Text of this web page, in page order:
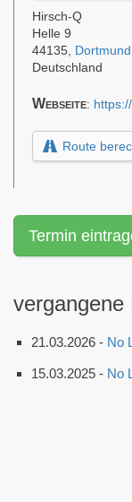
Hirsch-Q
Helle 9
44135, Dortmund
Deutschland
Webseite:
Route
Termin
vergangene
21.03.2026 - No
15.03.2025 - No